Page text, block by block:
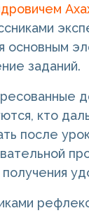
основным
заданий.
кто
после